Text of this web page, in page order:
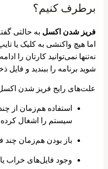
برطرف کنیم؟
فریز شدن اکسل به حالتی
اما هیچ واکنشی به کلیک یا
نه‌تنها نمی‌توانید کارتان را
شوید برنامه را ببندید و
علت‌های رایج فریز شدن
استفاده هم‌زمان از
سیستم را اشغال
باز بودن هم‌زمان چند
وجود فایل‌های خراب